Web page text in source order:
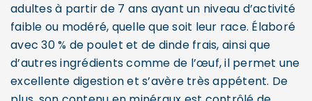
adultes à partir de 7 ans ayant un niveau d’activité
faible ou modéré, quelle que soit leur race. Élaboré
avec 30 % de poulet et de dinde frais, ainsi que
d’autres ingrédients comme de l’œuf, il permet une
excellente digestion et s’avère très appétent. De